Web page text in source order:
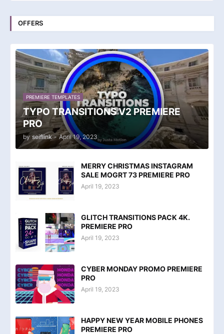
OFFERS
PREMIERE TEMPLATES
TYPO TRANSITIONS V2 PREMIERE
PRO
by seiflink - April 19, 2023
MERRY CHRISTMAS INSTAGRAM
SALE MOGRT 73 PREMIERE PRO
April 19, 2023
GLITCH TRANSITIONS PACK 4K.
PREMIERE PRO
April 19, 2023
CYBER MONDAY PROMO PREMIERE
PRO
April 19, 2023
HAPPY NEW YEAR MOBILE PHONES
PREMIERE PRO